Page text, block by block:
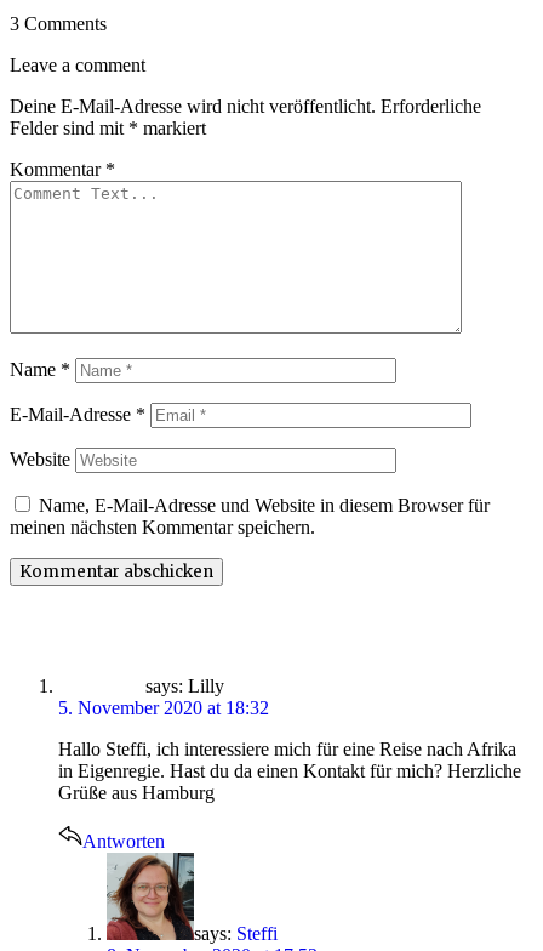
3 Comments
Leave a comment
Deine E-Mail-Adresse wird nicht veröffentlicht. Erforderliche
Felder sind mit * markiert
Kommentar *
Name *
E-Mail-Adresse *
Website
Name, E-Mail-Adresse und Website in diesem Browser für
meinen nächsten Kommentar speichern.
says: Lilly
5. November 2020 at 18:32
Hallo Steffi, ich interessiere mich für eine Reise nach Afrika
in Eigenregie. Hast du da einen Kontakt für mich? Herzliche
Grüße aus Hamburg
Antworten
says: Steffi